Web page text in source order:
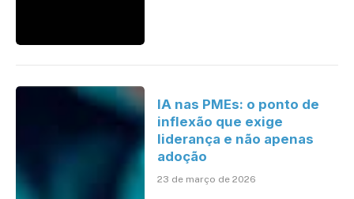
IA nas PMEs: o ponto de
inflexão que exige
liderança e não apenas
adoção
23 de março de 2026